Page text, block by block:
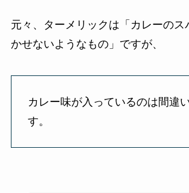
元々、ターメリックは「カレーのス
かせないようなもの」ですが、
カレー味が入っているのは間違
す。